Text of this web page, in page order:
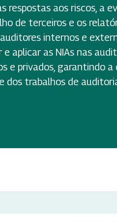
respostas aos riscos, a
de terceiros e os
internos e
e aplicar as NIAs nas
e privados, garantindo a
dos trabalhos de